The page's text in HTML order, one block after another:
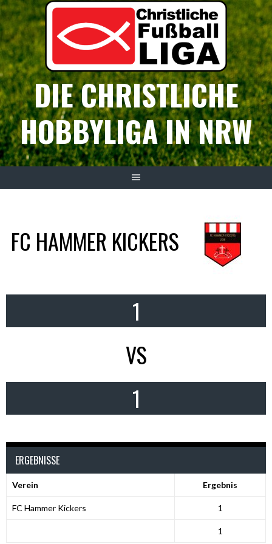
Springe
zum
Inhalt
DIE CHRISTLICHE
HOBBYLIGA IN NRW
FC HAMMER KICKERS
1
VS
1
ERGEBNISSE
Verein Ergebnis
FC Hammer Kickers 1
1